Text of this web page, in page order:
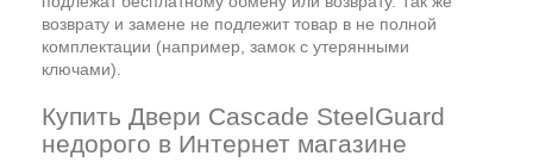
возврату и замене не подлежит товар в не полной
комплектации (например, замок с утерянными
ключами).
Купить Двери Cascade SteelGuard
недорого в Интернет магазине